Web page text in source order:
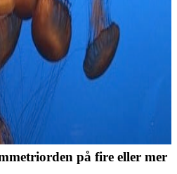
på fire eller mer